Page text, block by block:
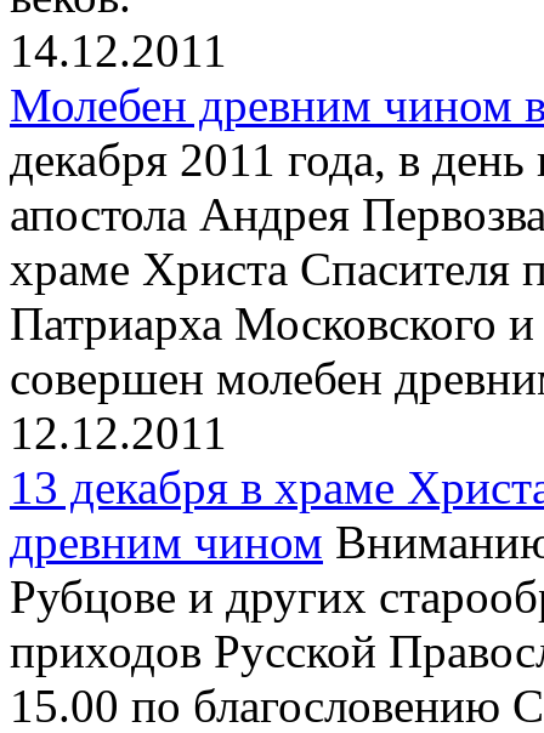
14.12.2011
Молебен древним чином
декабря 2011 года, в день
апостола Андрея
храме Христа Спасителя
Патриарха Московского
совершен молебен
12.12.2011
13 декабря в храме
древним чином
Рубцове и других
приходов Русской
15.00 по благословению